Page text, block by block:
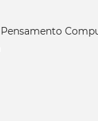
Pensamento